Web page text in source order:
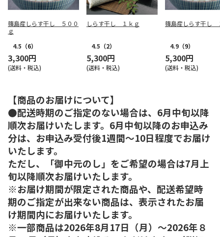
篠島産しらす干し ５００
ｇ
4.5 （6）
3,300円
(送料・税込)
しらす干し １ｋｇ
4.5 （2）
5,300円
(送料・税込)
篠島産しらす干し
4.9 （9）
5,300円
(送料・税込)
【商品のお届けについて】
●配送時期のご指定のない場合は、6月中旬以降
順次お届けいたします。6月中旬以降のお申込み
分は、お申込み受付後1週間～10日程度でお届け
いたします。
ただし、「御中元のし」をご希望の場合は7月上
旬以降順次お届けいたします。
※お届け期間が限定された商品や、配送希望時
期のご指定が出来ない商品は、表示されたお届
け期間内にお届けいたします。
※一部商品は2026年8月17日（月）～2026年８